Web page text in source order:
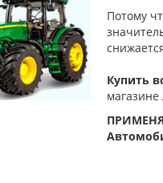
Потому
Купить
магазине